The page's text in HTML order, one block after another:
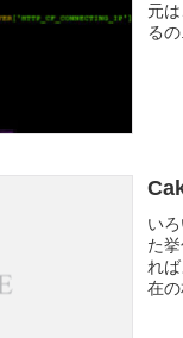
元
る
い
た
れ
在